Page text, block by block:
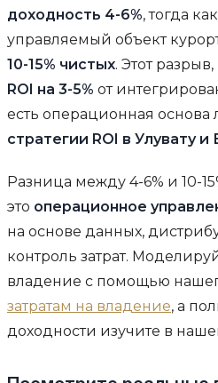
доходность 4-6%, тогда
управляемый объект
10-15% чистых. Этот
ROI на 3-5% от
есть операционная
стратегии ROI в Улувату и
Разница между 4-6% и 10-
это операционное
на основе данных,
контроль затрат.
владение с помощью
затратам на владение, а
доходности изучите в